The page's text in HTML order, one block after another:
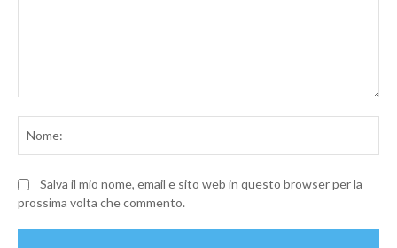
Salva il mio nome, email e sito web in questo browser per la
prossima volta che commento.